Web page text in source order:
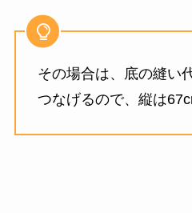
その場合は、底の縫い
つなげるので、縦は